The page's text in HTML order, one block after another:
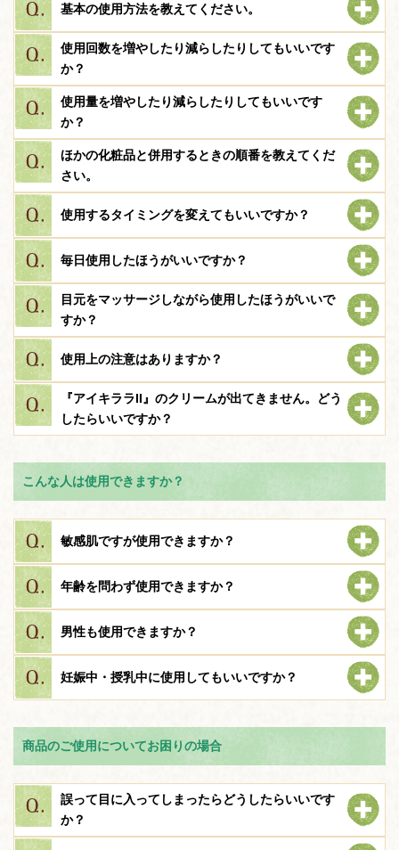
基本の使用方法を教えてください。
使用回数を増やしたり減らしたりしてもいいです
か？
使用量を増やしたり減らしたりしてもいいです
か？
ほかの化粧品と併用するときの順番を教えてくだ
さい。
使用するタイミングを変えてもいいですか？
毎日使用したほうがいいですか？
目元をマッサージしながら使用したほうがいいで
すか？
使用上の注意はありますか？
『アイキララII』のクリームが出てきません。どう
したらいいですか？
こんな人は使用できますか？
敏感肌ですが使用できますか？
年齢を問わず使用できますか？
男性も使用できますか？
妊娠中・授乳中に使用してもいいですか？
商品のご使用についてお困りの場合
誤って目に入ってしまったらどうしたらいいです
か？